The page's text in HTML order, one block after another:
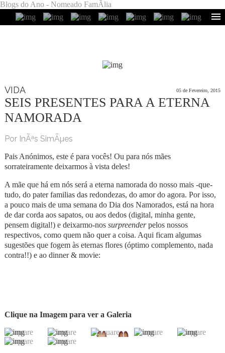
Blogs do Ano - Nomeado FamÃ­lia
VIDA 05 de Fevereiro, 2015
SEIS PRESENTES PARA A ETERNA
NAMORADA
Por InÃªs SimÃµes
Pais Anónimos, este é para vocês! Ou para nós mães
sorrateiramente deixarmos à vista deles!
A mãe que há em nós será a eterna namorada do nosso mais -que-
tudo, do pater familias das redondezas, do amor do agora. Por isso,
a pouco mais de uma semana do Dia dos Namorados, está na hora
de dar corda aos sapatos, ou aos dedos (digital, minha gente,
pensem digital!) e deixarmo-nos surpreenderpelos nossos
respectivos, como quem não quer a coisa. Aqui ficam algumas
sugestões que fogem às eternas flores (óptimo complemento, nada
contra!!) e ao dinner & movie:
Clique na Imagem para ver a Galeria